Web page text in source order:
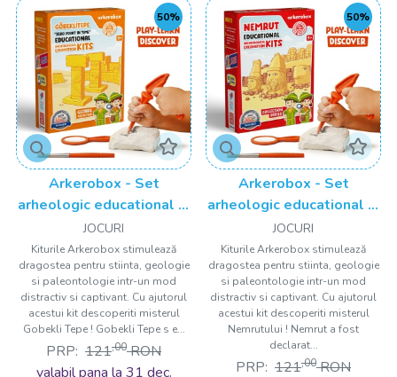
50%
Arkerobox - Set
arheologic educational si
puzzle 3D, Gobekli Tepe
JOCURI
Kiturile Arkerobox stimulează
dragostea pentru stiinta, geologie
si paleontologie intr-un mod
distractiv si captivant. Cu ajutorul
acestui kit descoperiti misterul
Gobekli Tepe ! Gobekli Tepe s e...
PRP: 121,00 RON
valabil pana la 31 dec.
50%
Arkerobox - Set
arheologic educational si
puzzle 3D, Nemrut
JOCURI
Kiturile Arkerobox stimulează
dragostea pentru stiinta, geologie
si paleontologie intr-un mod
distractiv si captivant. Cu ajutorul
acestui kit descoperiti misterul
Nemrutului ! Nemrut a fost
declarat...
PRP: 121,00 RON